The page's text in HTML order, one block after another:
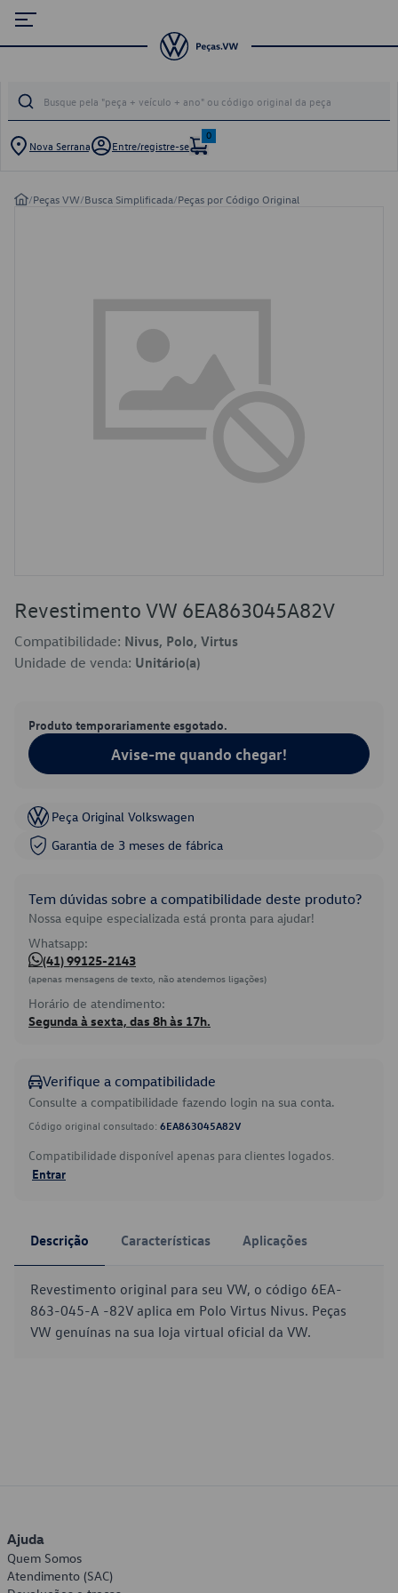
Nova Serrana Entre/registre-se
0
/Peças VW/Busca Simplificada/Peças por Código Original
Revestimento VW 6EA863045A82V
Compatibilidade: Nivus, Polo, Virtus
Unidade de venda: Unitário(a)
Produto temporariamente esgotado.
Avise-me quando chegar!
Peça Original Volkswagen
Garantia de 3 meses de fábrica
Tem dúvidas sobre a compatibilidade deste produto?
Nossa equipe especializada está pronta para ajudar!
Whatsapp:
(41) 99125-2143
(apenas mensagens de texto, não atendemos ligações)
Horário de atendimento:
Segunda à sexta, das 8h às 17h.
Verifique a compatibilidade
Consulte a compatibilidade fazendo login na sua conta.
Código original consultado: 6EA863045A82V
Compatibilidade disponível apenas para clientes logados.
Entrar
Descrição Características Aplicações
Revestimento original para seu VW, o código 6EA-
863-045-A -82V aplica em Polo Virtus Nivus. Peças
VW genuínas na sua loja virtual oficial da VW.
Ajuda
Quem Somos
Atendimento (SAC)